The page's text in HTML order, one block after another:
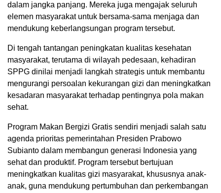
dalam jangka panjang. Mereka juga mengajak seluruh
elemen masyarakat untuk bersama-sama menjaga dan
mendukung keberlangsungan program tersebut.
Di tengah tantangan peningkatan kualitas kesehatan
masyarakat, terutama di wilayah pedesaan, kehadiran
SPPG dinilai menjadi langkah strategis untuk membantu
mengurangi persoalan kekurangan gizi dan meningkatkan
kesadaran masyarakat terhadap pentingnya pola makan
sehat.
Program Makan Bergizi Gratis sendiri menjadi salah satu
agenda prioritas pemerintahan Presiden Prabowo
Subianto dalam membangun generasi Indonesia yang
sehat dan produktif. Program tersebut bertujuan
meningkatkan kualitas gizi masyarakat, khususnya anak-
anak, guna mendukung pertumbuhan dan perkembangan